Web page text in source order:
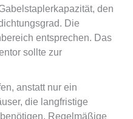
den
Die
entsprechen. Das
sollte zur
anstatt nur ein
die langfristige
Regelmäßige